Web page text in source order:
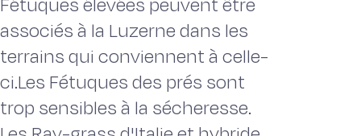
associés à la Luzerne dans les
terrains qui conviennent à celle-
ci.Les Fétuques des prés sont
trop sensibles à la sécheresse.